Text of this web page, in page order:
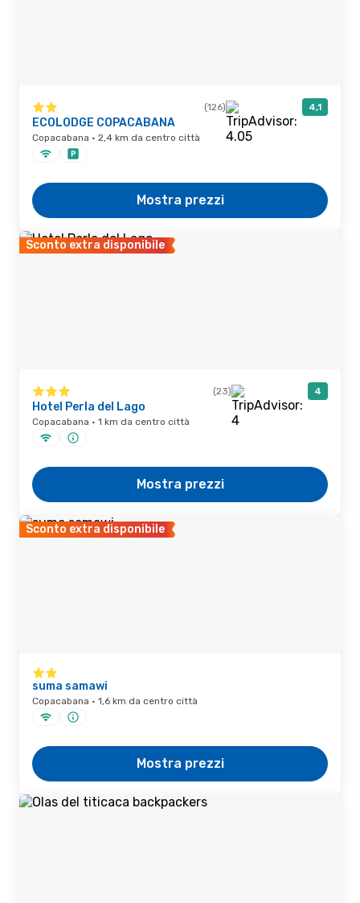
(126) 4,1
ECOLODGE COPACABANA
Copacabana · 2,4 km da centro città
Mostra prezzi
Sconto extra disponibile
(23) 4
Hotel Perla del Lago
Copacabana · 1 km da centro città
Mostra prezzi
Sconto extra disponibile
suma samawi
Copacabana · 1,6 km da centro città
Mostra prezzi